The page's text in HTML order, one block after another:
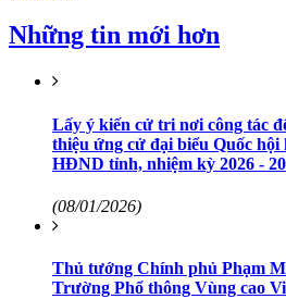
Những tin mới hơn
Lấy ý kiến cử tri nơi công tác
thiệu ứng cử đại biểu Quốc
HĐND tỉnh, nhiệm kỳ 2026 -
(08/01/2026)
Thủ tướng Chính phủ Phạm
Trường Phổ thông Vùng cao